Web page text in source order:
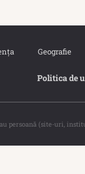
Geografie
Politica de
persoană (site-uri,